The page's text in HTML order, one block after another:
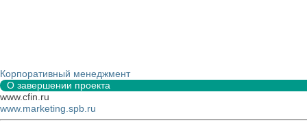
Корпоративный менеджмент
О завершении проекта
www.cfin.ru
www.marketing.spb.ru